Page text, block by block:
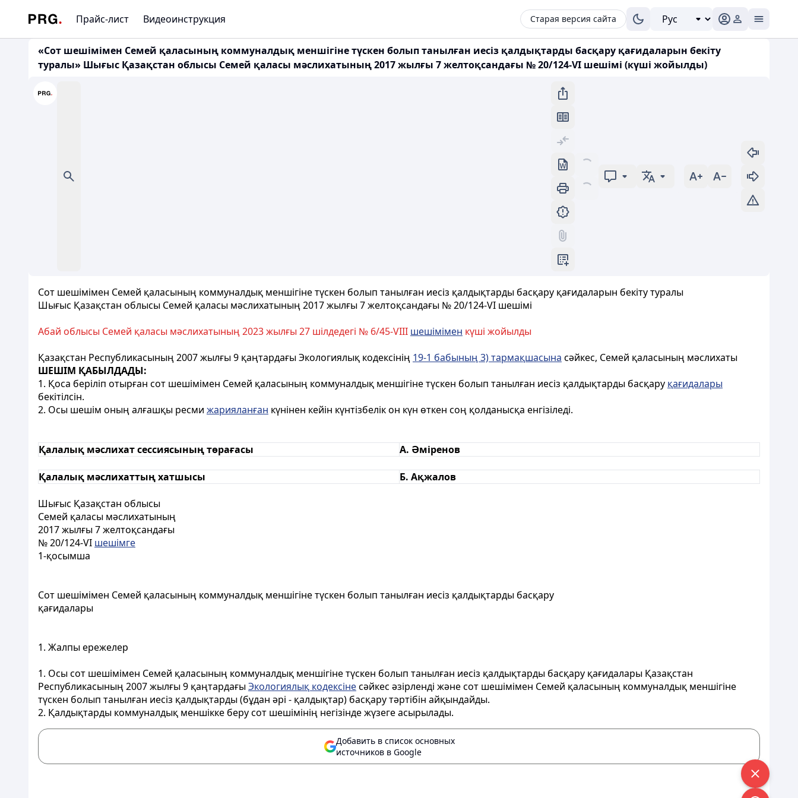
Прайс-лист Видеоинструкция Старая версия сайта
«Сот шешімімен Семей қаласының коммуналдық меншігіне түскен болып танылған иесіз қалдықтарды басқару қағидаларын бекіту
туралы» Шығыс Қазақстан облысы Семей қаласы мәслихатының 2017 жылғы 7 желтоқсандағы № 20/124-VI шешімі (күші жойылды)
Сот шешімімен Семей қаласының коммуналдық меншігіне түскен болып танылған иесіз қалдықтарды басқару қағидаларын бекіту туралы
Шығыс Қазақстан облысы Семей қаласы мәслихатының 2017 жылғы 7 желтоқсандағы № 20/124-VI шешімі
Абай облысы Семей қаласы мәслихатының 2023 жылғы 27 шілдедегі № 6/45-VIII шешімімен күші жойылды
Қазақстан Республикасының 2007 жылғы 9 қаңтардағы Экологиялық кодексінің 19-1 бабының 3) тармақшасына сәйкес, Семей қаласының мәслихаты
ШЕШІМ ҚАБЫЛДАДЫ:
1. Қоса беріліп отырған сот шешімімен Семей қаласының коммуналдық меншігіне түскен болып танылған иесіз қалдықтарды басқару қағидалары
бекітілсін.
2. Осы шешiм оның алғашқы ресми жарияланған күнінен кейін күнтізбелік он күн өткен соң қолданысқа енгізіледі.
Қалалық мәслихат сессиясының төрағасы А. Әміренов
Қалалық мәслихаттың хатшысы Б. Ақжалов
Шығыс Қазақстан облысы
Семей қаласы мәслихатының
2017 жылғы 7 желтоқсандағы
№ 20/124-VI шешiмге
1-қосымша
Сот шешімімен Семей қаласының коммуналдық меншігіне түскен болып танылған иесіз қалдықтарды басқару
қағидалары
1. Жалпы ережелер
1. Осы сот шешімімен Семей қаласының коммуналдық меншігіне түскен болып танылған иесіз қалдықтарды басқару қағидалары Қазақстан
Республикасының 2007 жылғы 9 қаңтардағыЭкологиялық кодексінесәйкес әзірленді және сот шешiмiмен Семей қаласының коммуналдық меншiгіне
түскен болып танылған иесiз қалдықтарды (бұдан әрі - қалдықтар) басқару тәртiбiн айқындайды.
2. Қалдықтарды коммуналдық меншікке беру сот шешімінің негізінде жүзеге асырылады.
Добавить в список основных
источников в Google